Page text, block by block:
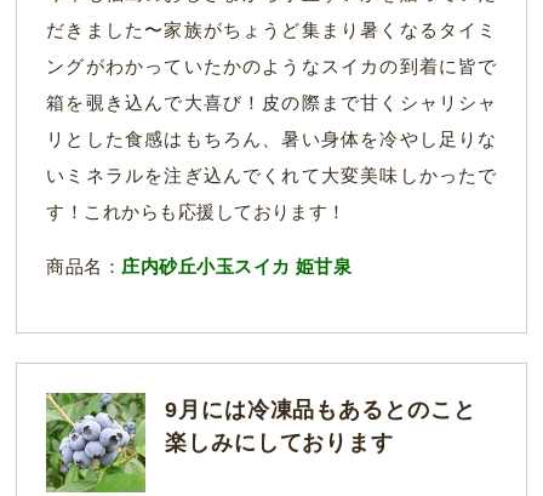
だきました〜家族がちょうど集まり暑くなるタイミ
ングがわかっていたかのようなスイカの到着に皆で
箱を覗き込んで大喜び！皮の際まで甘くシャリシャ
リとした食感はもちろん、暑い身体を冷やし足りな
いミネラルを注ぎ込んでくれて大変美味しかったで
す！これからも応援しております！
商品名： 庄内砂丘小玉スイカ 姫甘泉
9月には冷凍品もあるとのこと
楽しみにしております